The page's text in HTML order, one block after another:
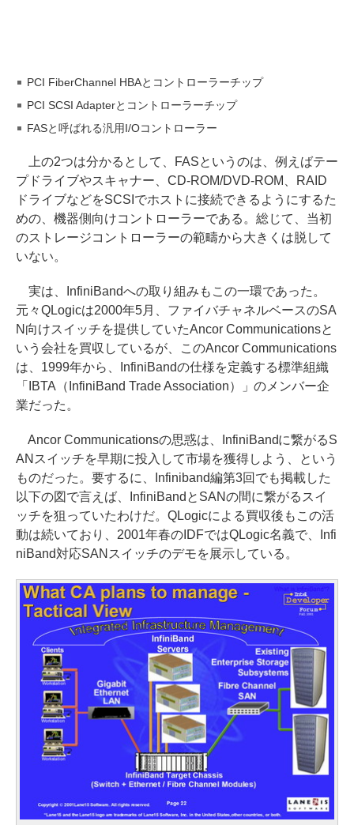
PCI FiberChannel HBAとコントローラーチップ
PCI SCSI Adapterとコントローラーチップ
FASと呼ばれる汎用I/Oコントローラー
上の2つは分かるとして、FASというのは、例えばテー
プドライブやスキャナー、CD-ROM/DVD-ROM、RAID
ドライブなどをSCSIでホストに接続できるようにするた
めの、機器側向けコントローラーである。総じて、当初
のストレージコントローラーの範疇から大きくは脱して
いない。
実は、InfiniBandへの取り組みもこの一環であった。
元々QLogicは2000年5月、ファイバチャネルベースのSA
N向けスイッチを提供していたAncor Communicationsと
いう会社を買収しているが、このAncor Communications
は、1999年から、InfiniBandの仕様を定義する標準組織
「IBTA（InfiniBand Trade Association）」のメンバー企
業だった。
Ancor Communicationsの思惑は、InfiniBandに繋がるS
ANスイッチを早期に投入して市場を獲得しよう、という
ものだった。要するに、Infiniband編第3回でも掲載した
以下の図で言えば、InfiniBandとSANの間に繋がるスイ
ッチを狙っていたわけだ。QLogicによる買収後もこの活
動は続いており、2001年春のIDFではQLogic名義で、Infi
niBand対応SANスイッチのデモを展示している。